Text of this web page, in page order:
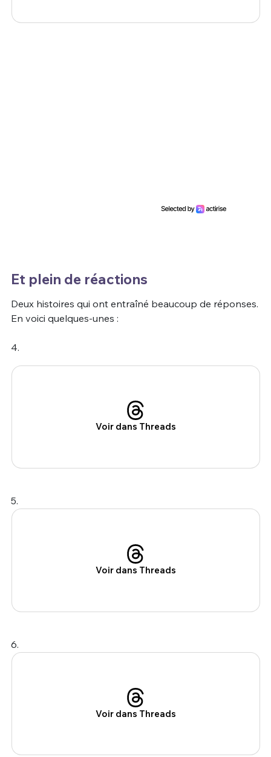
Et plein de réactions
Deux histoires qui ont entraîné beaucoup de réponses.
En voici quelques-unes :
4.
Voir dans Threads
5.
Voir dans Threads
6.
Voir dans Threads